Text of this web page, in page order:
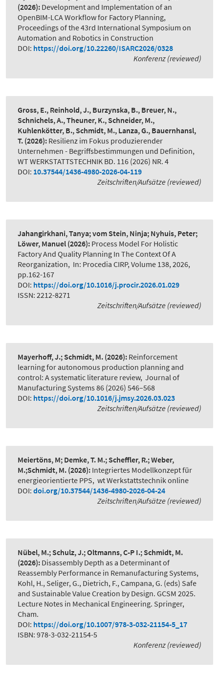
(2026): Development and Implementation of an
OpenBIM-LCA Workflow for Factory Planning,
Proceedings of the 43rd International Symposium on
Automation and Robotics in Construction
DOI: https://doi.org/10.22260/ISARC2026/0328
Konferenz (reviewed)
Gross, E., Reinhold, J., Burzynska, B., Breuer, N.,
Schnichels, A., Theuner, K., Schneider, M.,
Kuhlenkötter, B., Schmidt, M., Lanza, G., Bauernhansl,
T. (2026): Resilienz im Fokus produzierender
Unternehmen - Begriffsbestimmungen und Definition,
WT WERKSTATTSTECHNIK BD. 116 (2026) NR. 4
DOI: 10.37544/1436-4980-2026-04-119
Zeitschriften/Aufsätze (reviewed)
Jahangirkhani, Tanya; vom Stein, Ninja; Nyhuis, Peter;
Löwer, Manuel (2026): Process Model For Holistic
Factory And Quality Planning In The Context Of A
Reorganization, In: Procedia CIRP, Volume 138, 2026,
pp.162-167
DOI: https://doi.org/10.1016/j.procir.2026.01.029
ISSN: 2212-8271
Zeitschriften/Aufsätze (reviewed)
Mayerhoff, J.; Schmidt, M. (2026): Reinforcement
learning for autonomous production planning and
control: A systematic literature review, Journal of
Manufacturing Systems 86 (2026) 546–568
DOI: https://doi.org/10.1016/j.jmsy.2026.03.023
Zeitschriften/Aufsätze (reviewed)
Meiertöns, M; Demke, T. M.; Scheffler, R.; Weber,
M.;Schmidt, M. (2026): Integriertes Modellkonzept für
energieorientierte PPS, wt Werkstattstechnik online
DOI: doi.org/10.37544/1436-4980-2026-04-24
Zeitschriften/Aufsätze (reviewed)
Nübel, M.; Schulz, J.; Oltmanns, C-P I.; Schmidt, M.
(2026): Disassembly Depth as a Determinant of
Reassembly Performance in Remanufacturing Systems,
Kohl, H., Seliger, G., Dietrich, F., Campana, G. (eds) Safe
and Sustainable Value Creation by Design. GCSM 2025.
Lecture Notes in Mechanical Engineering. Springer,
Cham.
DOI: https://doi.org/10.1007/978-3-032-21154-5_17
ISBN: 978-3-032-21154-5
Konferenz (reviewed)